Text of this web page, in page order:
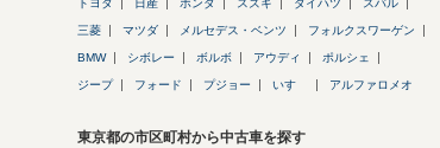
トヨタ 日産 ホンダ スズキ ダイハツ スバル
三菱 マツダ メルセデス・ベンツ フォルクスワーゲン
BMW シボレー ボルボ アウディ ポルシェ
ジープ フォード プジョー いすゞ アルファロメオ
東京都の市区町村から中古車を探す